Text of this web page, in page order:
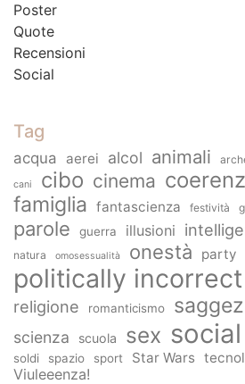
Poster
Quote
Recensioni
Social
Tag
acqua aerei alcol animali
cani cibo cinema
famiglia fantascienza festività
parole
guerra illusioni
natura omosessualità onestà party
politically incorrect
religione romanticismo
scienza
scuola sex
soldi spazio sport Star Wars
Viuleeenza!